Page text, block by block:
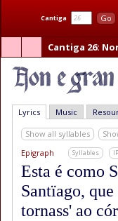
Cantiga Go
Cantiga 26:
Lyrics Music
Show all syllables
Epigraph
Syllables
Esta é como
Santïago,
tornass' ao